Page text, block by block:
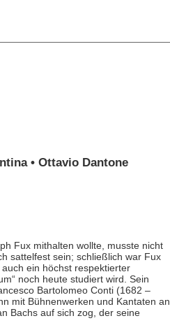
• Ottavio Dantone
Fux mithalten wollte, musste nicht
sattelfest sein; schließlich war Fux
ein höchst respektierter
noch heute studiert wird. Sein
Bartolomeo Conti (1682 –
mit Bühnenwerken und Kantaten an
Bachs auf sich zog, der seine